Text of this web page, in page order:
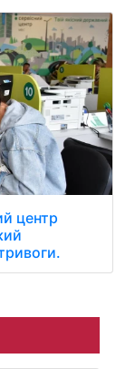
центр